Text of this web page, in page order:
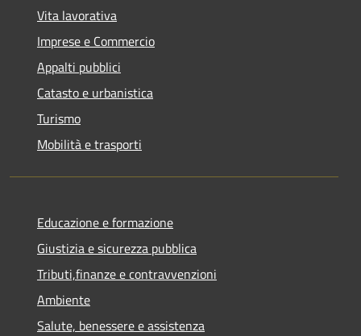
Vita lavorativa
Imprese e Commercio
Appalti pubblici
Catasto e urbanistica
Turismo
Mobilità e trasporti
Educazione e formazione
Giustizia e sicurezza pubblica
Tributi,finanze e contravvenzioni
Ambiente
Salute, benessere e assistenza